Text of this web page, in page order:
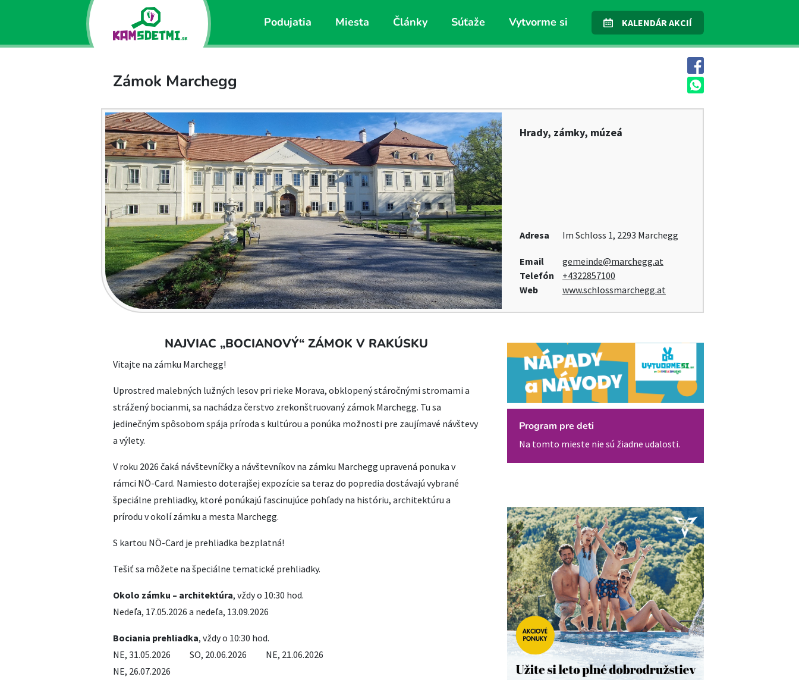
Podujatia Miesta Články Súťaže Vytvorme si KALENDÁR AKCIÍ
Zámok Marchegg
Hrady, zámky, múzeá
Adresa Im Schloss 1, 2293 Marchegg
Email
gemeinde@marchegg.at
Telefón
+4322857100
Web
www.schlossmarchegg.at
NAJVIAC „BOCIANOVÝ“ ZÁMOK V RAKÚSKU
Vitajte na zámku Marchegg!
Uprostred malebných lužných lesov pri rieke Morava, obklopený stáročnými stromami a
strážený bocianmi, sa nachádza čerstvo zrekonštruovaný zámok Marchegg. Tu sa
jedinečným spôsobom spája príroda s kultúrou a ponúka možnosti pre zaujímavé návštevy
a výlety.
V roku 2026 čaká návštevníčky a návštevníkov na zámku Marchegg upravená ponuka v
rámci NÖ-Card. Namiesto doterajšej expozície sa teraz do popredia dostávajú vybrané
špeciálne prehliadky, ktoré ponúkajú fascinujúce pohľady na históriu, architektúru a
prírodu v okolí zámku a mesta Marchegg.
S kartou NÖ-Card je prehliadka bezplatná!
Tešiť sa môžete na špeciálne tematické prehliadky.
Okolo zámku – architektúra, vždy o 10:30 hod.
Nedeľa, 17.05.2026 a nedeľa, 13.09.2026
Bociania prehliadka, vždy o 10:30 hod.
NE, 31.05.2026 SO, 20.06.2026 NE, 21.06.2026
NE, 26.07.2026
Program pre deti
Na tomto mieste nie sú žiadne udalosti.